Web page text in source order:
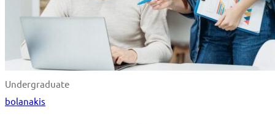
Undergraduate
bolanakis